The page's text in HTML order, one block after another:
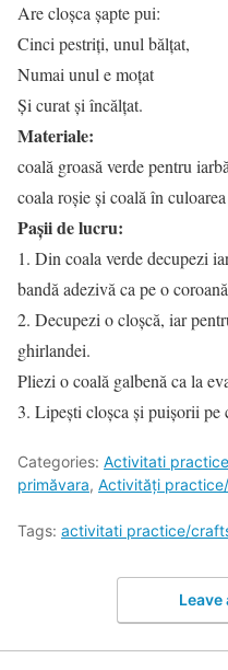
Are cloşca şapte pui:
Cinci pestriţi, unul bălţat,
Numai unul e moţat
Şi curat şi încălţat.
Materiale:
coală groasă verde pentru
coala roşie şi coală în
Paşii de lucru:
1. Din coala verde decupezi
bandă adezivă ca pe o
2. Decupezi o cloşcă, iar
ghirlandei.
Pliezi o coală galbenă ca la
3. Lipeşti cloşca şi puişorii pe
Categories: Activitati
primăvara, Activități
Tags: activitati practice/
Leave